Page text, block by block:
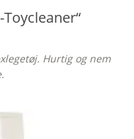
Hurtig og nem